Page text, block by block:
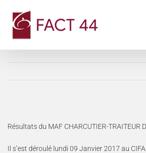
contenu
Résultats du MAF CHARCUTIER-TRAITEUR
Il s’est déroulé lundi 09 Janvier 2017 au